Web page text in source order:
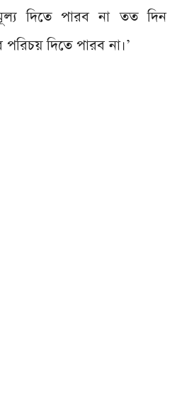
দিতে পারব না তত দিন
দিতে পারব না।’